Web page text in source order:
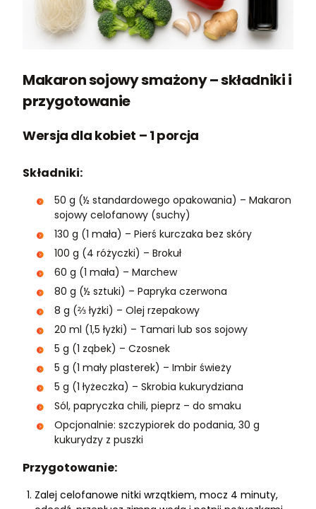
Makaron sojowy smażony – składniki i
przygotowanie
Wersja dla kobiet – 1 porcja
Składniki:
50 g (½ standardowego opakowania) – Makaron
sojowy celofanowy (suchy)
130 g (1 mała) – Pierś kurczaka bez skóry
100 g (4 różyczki) – Brokuł
60 g (1 mała) – Marchew
80 g (½ sztuki) – Papryka czerwona
8 g (⅔ łyżki) – Olej rzepakowy
20 ml (1,5 łyżki) – Tamari lub sos sojowy
5 g (1 ząbek) – Czosnek
5 g (1 mały plasterek) – Imbir świeży
5 g (1 łyżeczka) – Skrobia kukurydziana
Sól, papryczka chili, pieprz – do smaku
Opcjonalnie: szczypiorek do podania, 30 g
kukurydzy z puszki
Przygotowanie:
Zalej celofanowe nitki wrzątkiem, mocz 4 minuty,